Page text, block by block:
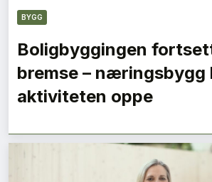
BYGG
Boligbyggingen
bremse – næringsbygg
aktiviteten oppe